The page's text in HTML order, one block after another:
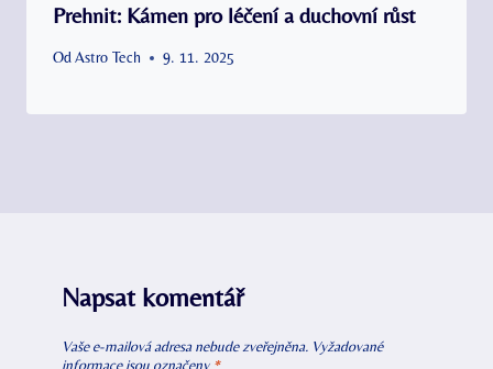
Prehnit: Kámen pro léčení a duchovní růst
OdAstro Tech 9. 11. 2025
Napsat komentář
Vaše e-mailová adresa nebude zveřejněna. Vyžadované
informace jsou označeny *